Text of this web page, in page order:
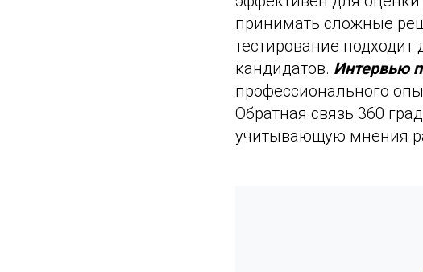
принимать сложные
тестирование подходит
кандидатов. Интервью
профессионального
Обратная связь 360
учитывающую мнения